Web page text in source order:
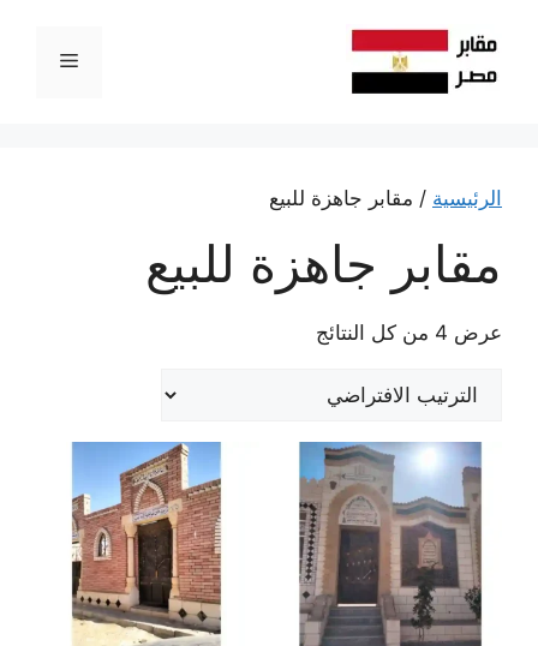
المحتوى
القائمة
الرئيسية / مقابر جاهزة للبيع
مقابر جاهزة للبيع
عرض ⁦4⁩ من كل النتائج